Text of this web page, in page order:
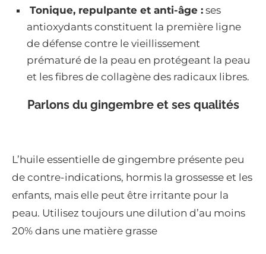
Tonique, repulpante et anti-âge : ses
antioxydants constituent la première ligne
de défense contre le vieillissement
prématuré de la peau en protégeant la peau
et les fibres de collagène des radicaux libres.
Parlons du gingembre et ses qualités
L’huile essentielle de gingembre présente peu
de contre-indications, hormis la grossesse et les
enfants, mais elle peut être irritante pour la
peau. Utilisez toujours une dilution d’au moins
20% dans une matière grasse